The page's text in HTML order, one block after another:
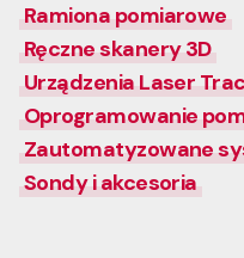
Ramiona pomiarowe
Ręczne skanery 3D
Urządzenia Laser
Oprogramowanie
Zautomatyzowane
Sondy i akcesoria